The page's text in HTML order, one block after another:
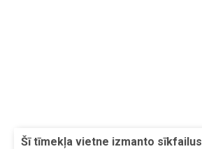
Šī tīmekļa vietne izmanto sīkfailus